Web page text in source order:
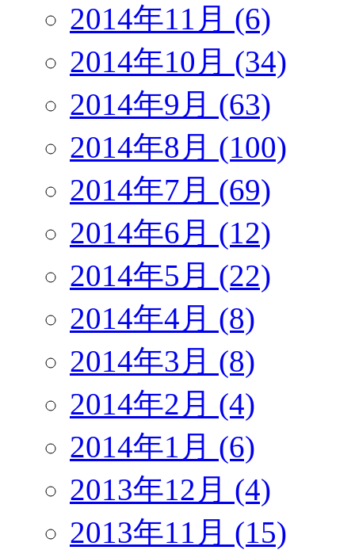
2014年11月 (6)
2014年10月 (34)
2014年9月 (63)
2014年8月 (100)
2014年7月 (69)
2014年6月 (12)
2014年5月 (22)
2014年4月 (8)
2014年3月 (8)
2014年2月 (4)
2014年1月 (6)
2013年12月 (4)
2013年11月 (15)